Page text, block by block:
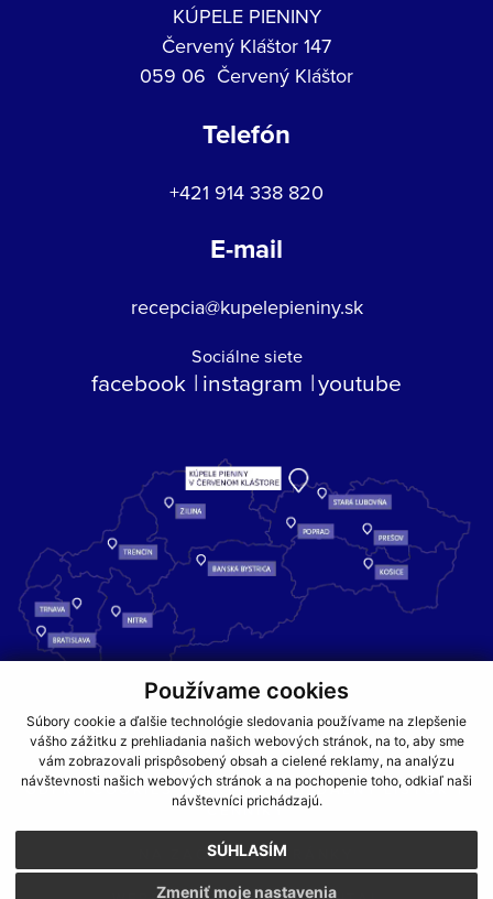
Používame cookies
Súbory cookie a ďalšie technológie sledovania používame na zlepšenie
vášho zážitku z prehliadania našich webových stránok, na to, aby sme
vám zobrazovali prispôsobený obsah a cielené reklamy, na analýzu
návštevnosti našich webových stránok a na pochopenie toho, odkiaľ naši
návštevníci prichádzajú.
SÚHLASÍM
Zmeniť moje nastavenia
KÚPELE PIENINY
Červený Kláštor 147
059 06 Červený Kláštor
Telefón
+421 914 338 820
E-mail
recepcia@kupelepieniny.sk
Sociálne siete
facebook instagram youtube
Kúpele Pieniny – miesto, kde sa príroda stretáva s liečivou silou
vody a oddychom pre telo aj dušu.
GDPR COOKIES PARTNERI
JEDÁLNY LÍSTOK
CENNÍKY
NA ZAČIATOK STRÁNKY